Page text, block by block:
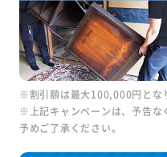
※割引額は最大100,000円とな
※上記キャンペーンは、予告な
予めご了承ください。